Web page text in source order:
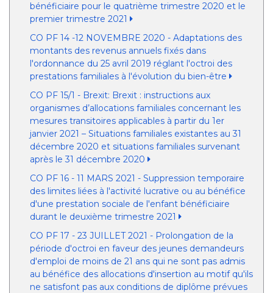
bénéficiaire pour le quatrième trimestre 2020 et le
premier trimestre 2021
CO PF 14 -12 NOVEMBRE 2020 - Adaptations des
montants des revenus annuels fixés dans
l'ordonnance du 25 avril 2019 réglant l'octroi des
prestations familiales à l'évolution du bien-être
CO PF 15/1 - Brexit: Brexit : instructions aux
organismes d’allocations familiales concernant les
mesures transitoires applicables à partir du 1er
janvier 2021 – Situations familiales existantes au 31
décembre 2020 et situations familiales survenant
après le 31 décembre 2020
CO PF 16 - 11 MARS 2021 - Suppression temporaire
des limites liées à l'activité lucrative ou au bénéfice
d'une prestation sociale de l'enfant bénéficiaire
durant le deuxième trimestre 2021
CO PF 17 - 23 JUILLET 2021 - Prolongation de la
période d'octroi en faveur des jeunes demandeurs
d'emploi de moins de 21 ans qui ne sont pas admis
au bénéfice des allocations d'insertion au motif qu'ils
ne satisfont pas aux conditions de diplôme prévues